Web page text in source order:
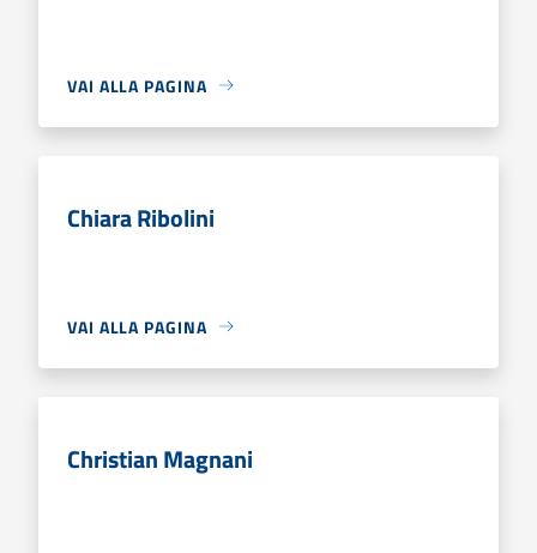
VAI ALLA PAGINA
Chiara Ribolini
VAI ALLA PAGINA
Christian Magnani